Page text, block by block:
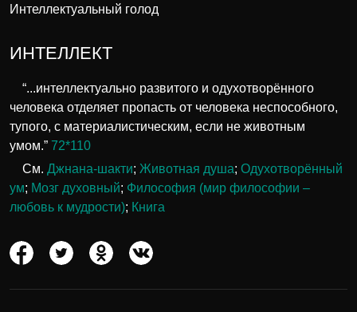
Интеллектуальный голод
ИНТЕЛЛЕКТ
“...интеллектуально развитого и одухотворённого
человека отделяет пропасть от человека неспособного,
тупого, с материалистическим, если не животным
умом.” 72*110
См. Джнана-шакти; Животная душа; Одухотворённый
ум; Мозг духовный; Философия (мир философии –
любовь к мудрости); Книга